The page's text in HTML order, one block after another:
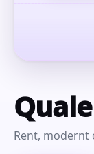
Rent, modernt